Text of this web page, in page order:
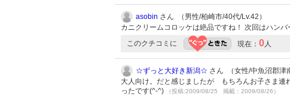
asobin さん （男性/柏崎市/40代/Lv.42）
カニクリームコロッケは絶品ですね！ 次回はハンバ
このクチコミに 現在： 0人
☆ずっと大好き新潟☆ さん （女性/中魚沼郡津
大人向け。だと感じましたが もちろんお子さま連
ったです(^-^)
（投稿:2009/08/25 掲載：2009/08/26）